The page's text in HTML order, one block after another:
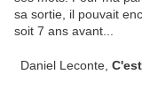
sa sortie, il pouvait
soit 7 ans avant...
Daniel Leconte,